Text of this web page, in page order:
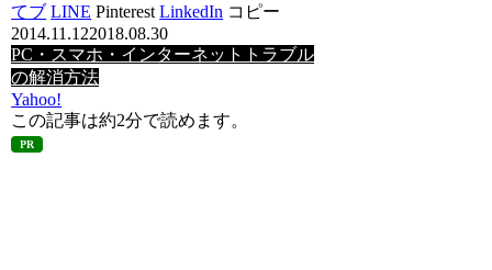
てブ LINE Pinterest LinkedIn コピー
2014.11.122018.08.30
PC・スマホ・インターネットトラブル
の解消方法
Yahoo!
この記事は約2分で読めます。
PR